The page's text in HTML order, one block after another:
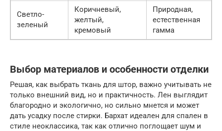
Светло-
зеленый
Коричневый,
желтый,
кремовый
Природная,
естественная
гамма
Выбор материалов и особенности отделки
Решая, как выбрать ткань для штор, важно учитывать не
только внешний вид, но и практичность. Лен выглядит
благородно и экологично, но сильно мнется и может
дать усадку после стирки. Бархат идеален для спален в
стиле неоклассика, так как отлично поглощает шум и